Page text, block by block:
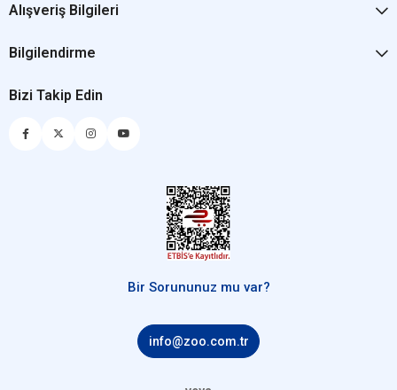
Alışveriş Bilgileri
Bilgilendirme
Bizi Takip Edin
Bir Sorununuz mu var?
info@zoo.com.tr